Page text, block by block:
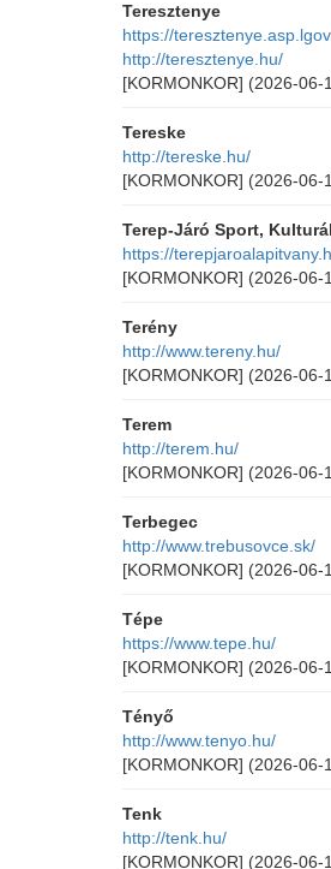
Teresztenye
https://
http://teresztenye.hu/
[KORMONKOR] (2026-06-
Tereske
http://tereske.hu/
[KORMONKOR] (2026-06-
Terep-Járó Sport,
https://
[KORMONKOR] (2026-06-
Terény
http://www.tereny.hu/
[KORMONKOR] (2026-06-
Terem
http://terem.hu/
[KORMONKOR] (2026-06-
Terbegec
http://www.trebusovce.sk/
[KORMONKOR] (2026-06-
Tépe
https://www.tepe.hu/
[KORMONKOR] (2026-06-
Tényő
http://www.tenyo.hu/
[KORMONKOR] (2026-06-
Tenk
http://tenk.hu/
[KORMONKOR] (2026-06-